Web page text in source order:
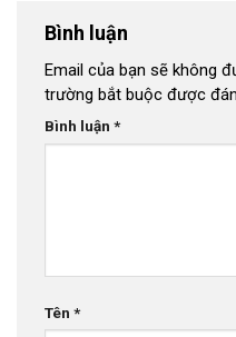
Bình luận
Email của bạn sẽ không
trường bắt buộc được
Bình luận *
Tên *